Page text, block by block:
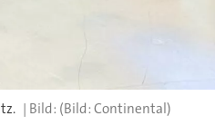
(Bild: Continental)